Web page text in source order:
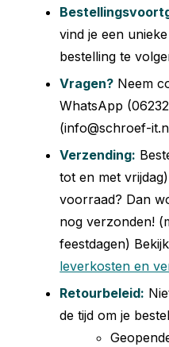
vind je een
bestelling te
Vragen? Neem
WhatsApp
(info@schroef-
Verzending:
tot en met
voorraad? Dan
nog verzonden!
feestdagen)
leverkosten en
Retourbeleid:
de tijd om je